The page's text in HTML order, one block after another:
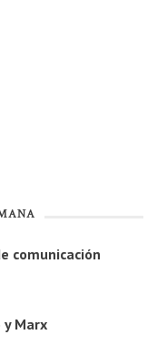
comunicación
Marx